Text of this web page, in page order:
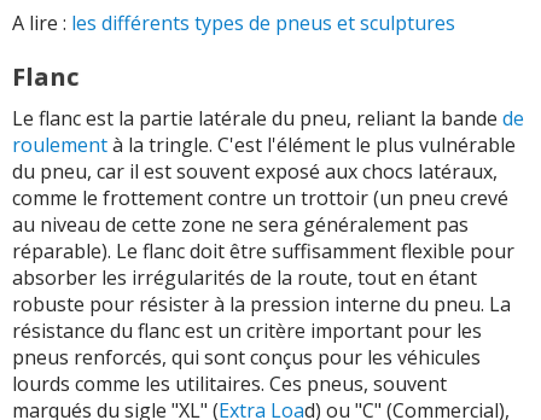
A lire : les différents types de pneus et sculptures
Flanc
Le flanc est la partie latérale du pneu, reliant la bande de
roulementà la tringle. C'est l'élément le plus vulnérable
du pneu, car il est souvent exposé aux chocs latéraux,
comme le frottement contre un trottoir (un pneu crevé
au niveau de cette zone ne sera généralement pas
réparable). Le flanc doit être suffisamment flexible pour
absorber les irrégularités de la route, tout en étant
robuste pour résister à la pression interne du pneu. La
résistance du flanc est un critère important pour les
pneus renforcés, qui sont conçus pour les véhicules
lourds comme les utilitaires. Ces pneus, souvent
marqués du sigle "XL" (Extra Load) ou "C" (Commercial),